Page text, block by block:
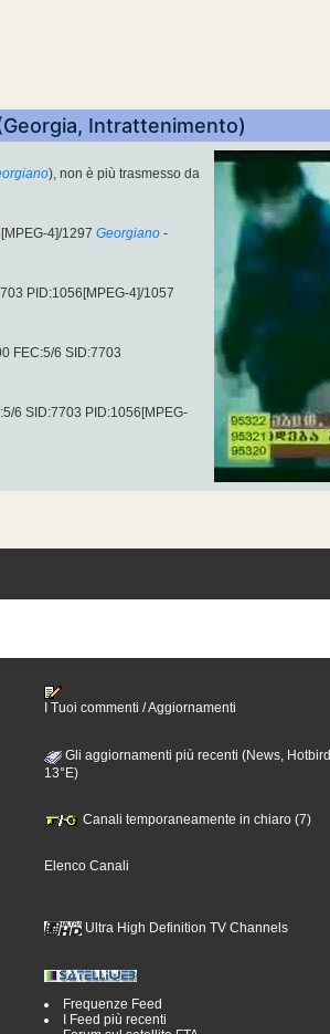
Intrattenimento)
), non è più trasmesso da
4]/1297 Georgiano -
PID:1056[MPEG-4]/1057
FEC:5/6 SID:7703
6 SID:7703 PID:1056[MPEG-
I Tuoi commenti / Aggiornamenti
Gli aggiornamenti più recenti (News, Hotbird
13°E)
Canali temporaneamente in chiaro (7)
Elenco Canali
Ultra High Definition TV Channels
Frequenze Feed
I Feed più recenti